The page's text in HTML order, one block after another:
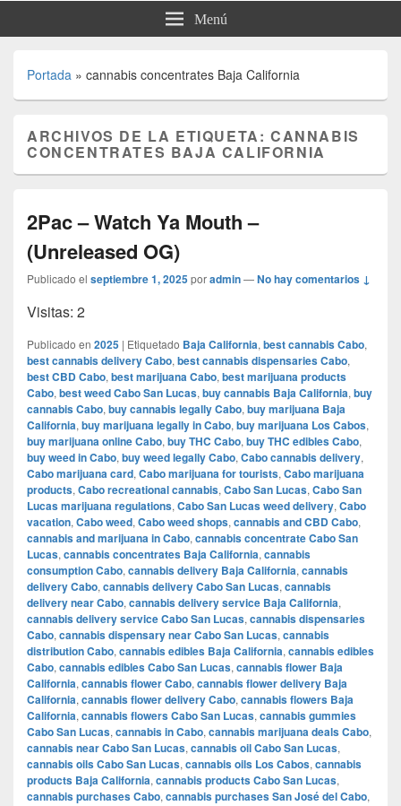
Menú
Portada » cannabis concentrates Baja California
ARCHIVOS DE LA ETIQUETA:CANNABIS
CONCENTRATES BAJA CALIFORNIA
2Pac – Watch Ya Mouth –
(Unreleased OG)
Publicado el septiembre 1, 2025poradmin—No hay comentarios ↓
Visitas: 2
Publicado en 2025 | Etiquetado Baja California, best cannabis Cabo,
best cannabis delivery Cabo, best cannabis dispensaries Cabo,
best CBD Cabo, best marijuana Cabo, best marijuana products
Cabo, best weed Cabo San Lucas, buy cannabis Baja California, buy
cannabis Cabo, buy cannabis legally Cabo, buy marijuana Baja
California, buy marijuana legally in Cabo, buy marijuana Los Cabos,
buy marijuana online Cabo, buy THC Cabo, buy THC edibles Cabo,
buy weed in Cabo, buy weed legally Cabo, Cabo cannabis delivery,
Cabo marijuana card, Cabo marijuana for tourists, Cabo marijuana
products, Cabo recreational cannabis, Cabo San Lucas, Cabo San
Lucas marijuana regulations, Cabo San Lucas weed delivery, Cabo
vacation, Cabo weed, Cabo weed shops, cannabis and CBD Cabo,
cannabis and marijuana in Cabo, cannabis concentrate Cabo San
Lucas, cannabis concentrates Baja California, cannabis
consumption Cabo, cannabis delivery Baja California, cannabis
delivery Cabo, cannabis delivery Cabo San Lucas, cannabis
delivery near Cabo, cannabis delivery service Baja California,
cannabis delivery service Cabo San Lucas, cannabis dispensaries
Cabo, cannabis dispensary near Cabo San Lucas, cannabis
distribution Cabo, cannabis edibles Baja California, cannabis edibles
Cabo, cannabis edibles Cabo San Lucas, cannabis flower Baja
California, cannabis flower Cabo, cannabis flower delivery Baja
California, cannabis flower delivery Cabo, cannabis flowers Baja
California, cannabis flowers Cabo San Lucas, cannabis gummies
Cabo San Lucas, cannabis in Cabo, cannabis marijuana deals Cabo,
cannabis near Cabo San Lucas, cannabis oil Cabo San Lucas,
cannabis oils Cabo San Lucas, cannabis oils Los Cabos, cannabis
products Baja California, cannabis products Cabo San Lucas,
cannabis purchases Cabo, cannabis purchases San José del Cabo,